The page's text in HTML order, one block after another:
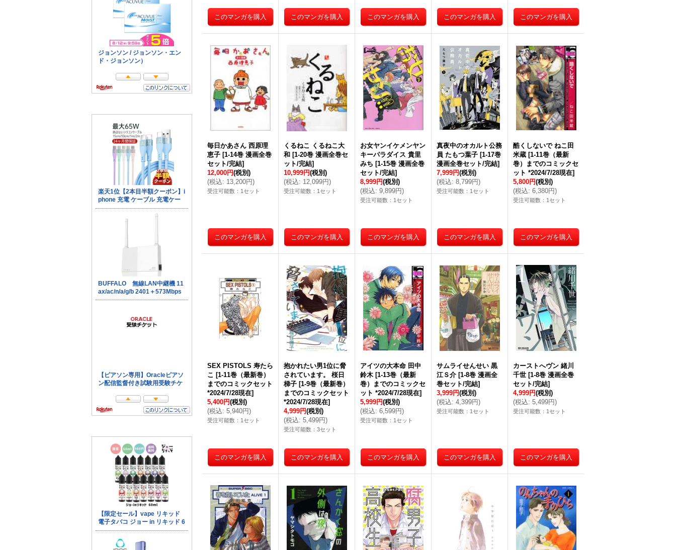
毎日かあさん 西原理
恵子 [1-14巻 漫画全巻
セット/完結]
12,000円(税別)
(税込: 13,200円)
受注可能数：1セット
くるねこ くるねこ大
和 [1-20巻 漫画全巻セ
ット/完結]
10,999円(税別)
(税込: 12,099円)
受注可能数：1セット
お女ヤンイケメンヤン
キーパラダイス 貴里
みち [1-15巻 漫画全巻
セット/完結]
8,999円(税別)
(税込: 9,899円)
受注可能数：1セット
真夜中のオカルト公務
員 たもつ葉子 [1-17巻
漫画全巻セット/完結]
7,999円(税別)
(税込: 8,799円)
受注可能数：1セット
酷くしないで ねこ田
米蔵 [1-11巻（最新
巻）までのコミックセ
ット *2024/7/28現在]
5,800円(税別)
(税込: 6,380円)
受注可能数：1セット
SEX PISTOLS 寿たら
こ [1-11巻（最新巻）
までのコミックセット
*2024/7/28現在]
5,400円(税別)
(税込: 5,940円)
受注可能数：1セット
抱かれたい男1位に脅
されています。 桜日
梯子 [1-9巻（最新巻）
までのコミックセット
*2024/7/28現在]
4,999円(税別)
(税込: 5,499円)
受注可能数：3セット
アイツの大本命 田中
鈴木 [1-13巻（最新
巻）までのコミックセ
ット *2024/7/28現在]
5,999円(税別)
(税込: 6,599円)
受注可能数：1セット
サムライせんせい 黒
江Ｓ介 [1-8巻 漫画全
巻セット/完結]
3,999円(税別)
(税込: 4,399円)
受注可能数：1セット
カーストへヴン 緒川
千世 [1-8巻 漫画全巻
セット/完結]
4,999円(税別)
(税込: 5,499円)
受注可能数：1セット